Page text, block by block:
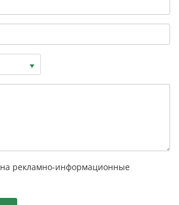
на рекламно-информационные